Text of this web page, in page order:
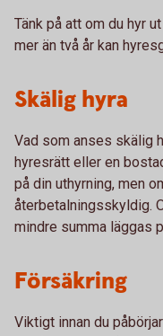
Tänk på att om du hyr
mer än två år kan
Skälig hyra
Vad som anses skälig
hyresrätt eller en
på din uthyrning, men
återbetalningsskyldig.
mindre summa läggas
Försäkring
Viktigt innan du